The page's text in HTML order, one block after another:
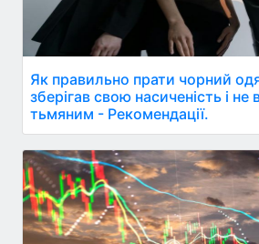
Як правильно прати чорний
зберігав свою насиченість і не
тьмяним - Рекомендації.